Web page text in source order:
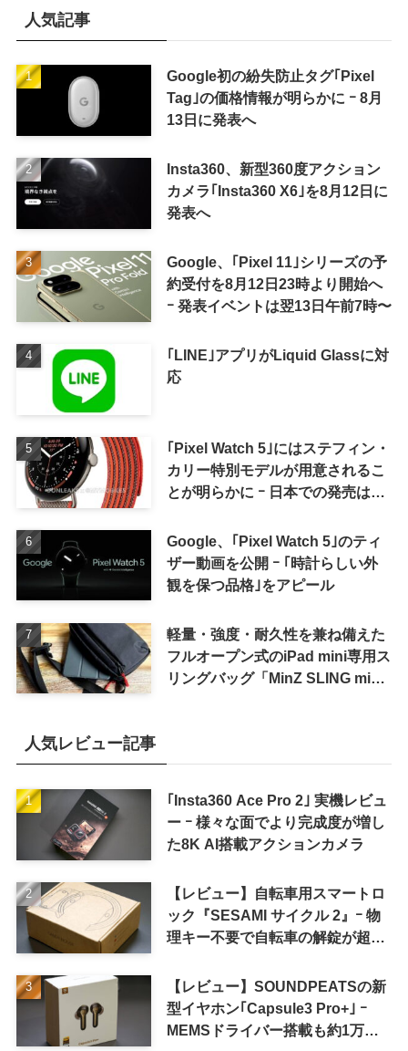
人気記事
Google初の紛失防止タグ｢Pixel
Tag｣の価格情報が明らかに ｰ 8月
13日に発表へ
Insta360、新型360度アクション
カメラ｢Insta360 X6｣を8月12日に
発表へ
Google、｢Pixel 11｣シリーズの予
約受付を8月12日23時より開始へ
ｰ 発表イベントは翌13日午前7時〜
｢LINE｣アプリがLiquid Glassに対
応
｢Pixel Watch 5｣にはステフィン・
カリー特別モデルが用意されるこ
とが明らかに ｰ 日本での発売は期
Google、｢Pixel Watch 5｣のティ
ザー動画を公開 ｰ ｢時計らしい外
観を保つ品格｣をアピール
軽量・強度・耐久性を兼ね備えた
フルオープン式のiPad mini専用ス
リングバッグ「MinZ SLING mini
人気レビュー記事
｢Insta360 Ace Pro 2｣ 実機レビュ
ー ｰ 様々な面でより完成度が増し
た8K AI搭載アクションカメラ
【レビュー】自転車用スマートロ
ック『SESAMI サイクル 2』ｰ 物
理キー不要で自転車の解錠が超簡
【レビュー】SOUNDPEATSの新
型イヤホン｢Capsule3 Pro+｣ ｰ
MEMSドライバー搭載も約1万円